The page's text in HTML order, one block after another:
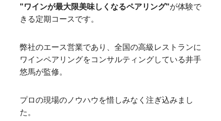
"ワインが最大限美味しくなるペアリング"が体験で
きる定期コースです。
弊社のエース営業であり、全国の高級レストランに
ワインペアリングをコンサルティングしている井手
悠馬が監修。
プロの現場のノウハウを惜しみなく注ぎ込みまし
た。